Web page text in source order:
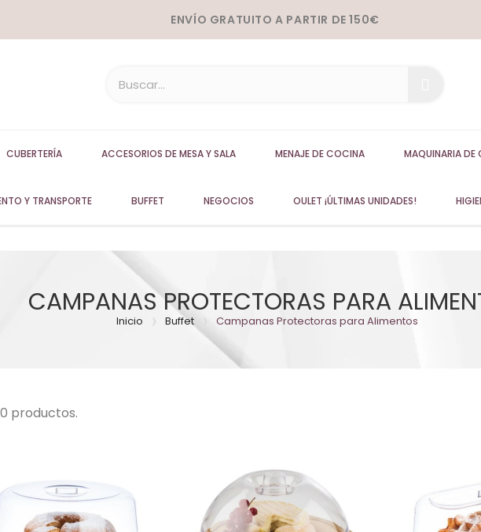
ENVÍO GRATUITO A PARTIR DE 150€
CUBERTERÍA ACCESORIOS DE MESA Y SALA MENAJE DE COCINA MAQUINARIA DE
Y TRANSPORTE BUFFET NEGOCIOS OULET ¡ÚLTIMAS UNIDADES!
CAMPANAS PROTECTORAS PARA
Inicio Buffet Campanas Protectoras para Alimentos
productos.